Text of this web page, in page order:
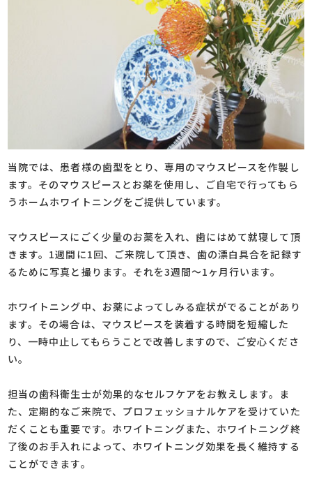
当院では、患者様の歯型をとり、専用のマウスピースを作製し
ます。そのマウスピースとお薬を使用し、ご自宅で行ってもら
うホームホワイトニングをご提供しています。
マウスピースにごく少量のお薬を入れ、歯にはめて就寝して頂
きます。1週間に1回、ご来院して頂き、歯の漂白具合を記録す
るために写真と撮ります。それを3週間～1ヶ月行います。
ホワイトニング中、お薬によってしみる症状がでることがあり
ます。その場合は、マウスピースを装着する時間を短縮した
り、一時中止してもらうことで改善しますので、ご安心くださ
い。
担当の歯科衛生士が効果的なセルフケアをお教えします。ま
た、定期的なご来院で、プロフェッショナルケアを受けていた
だくことも重要です。ホワイトニングまた、ホワイトニング終
了後のお手入れによって、ホワイトニング効果を長く維持する
ことができます。